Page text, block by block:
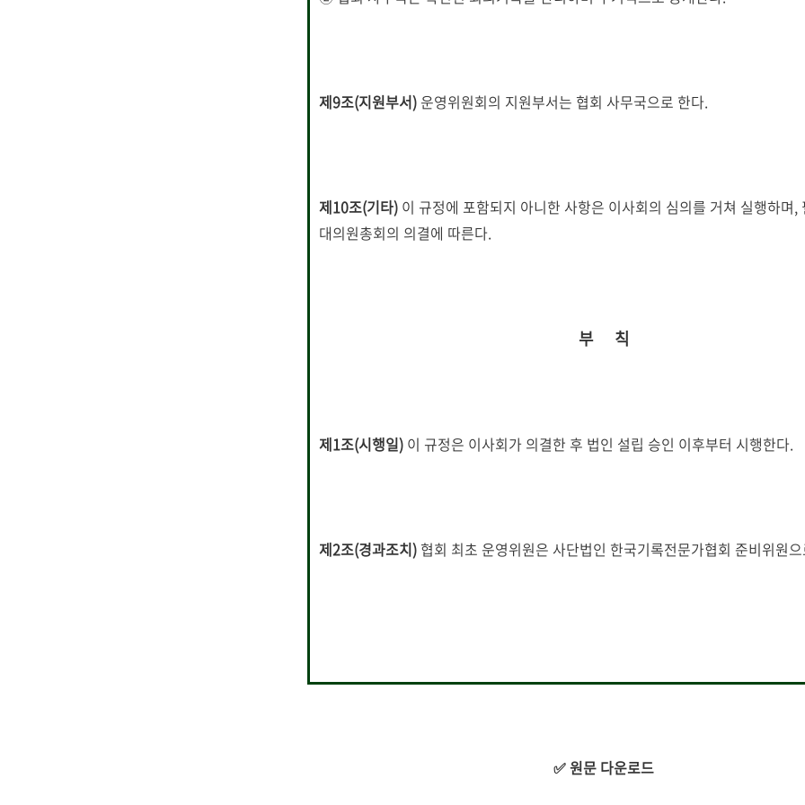
제9조(지원부서) 운영위원회의 지원부서는 협회 사무국으로 한다.
제10조(기타) 이 규정에 포함되지 아니한 사항은 이사회의 심의를 거쳐 실행하며,
대의원총회의 의결에 따른다.
부 칙
제1조(시행일) 이 규정은 이사회가 의결한 후 법인 설립 승인 이후부터 시행한다.
제2조(경과조치) 협회 최초 운영위원은 사단법인 한국기록전문가협회 준비위원
✅ 원문 다운로드